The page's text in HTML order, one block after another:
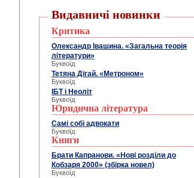
Видавничі новинки
Критика
Олександр Івашина. «Загальна теорія
літератури»
Буквоїд
Тетяна Дігай. «Метроном»
Буквоїд
ІБТ і Неоліт
Буквоїд
Юридична література
Самі собі адвокати
Буквоїд
Книги
Брати Капранови. «Нові розділи до
Кобзаря 2000» (збірка новел)
Буквоїд